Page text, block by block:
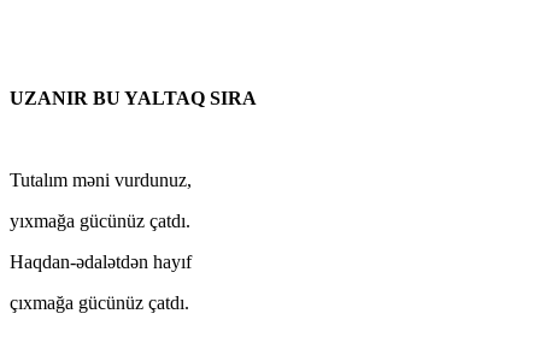
UZANIR BU YALTAQ SIRA
Tutalım məni vurdunuz,
yıxmağa gücünüz çatdı.
Haqdan-ədalətdən hayıf
çıxmağa gücünüz çatdı.